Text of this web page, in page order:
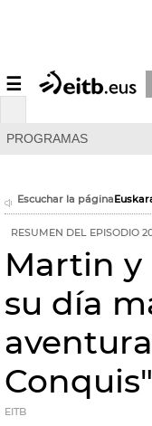
☰
PROGRAMAS
Escuchar la página
RESUMEN DEL EPISODIO
Martin y
su día
Conquis"
EITB